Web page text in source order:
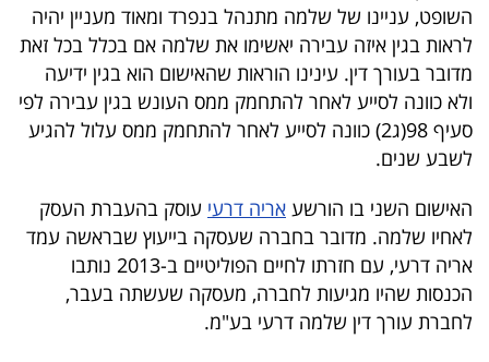
פעולה
דרושים
ניוזלטרים
מייל
אדום
השופט, עניינו של שלמה מתנהל בנפרד ומאוד מעניין יהיה
לראות בגין איזה עבירה יאשימו את שלמה אם בכלל בכל זאת
מדובר בעורך דין. עינינו הוראות שהאישום הוא בגין ידיעה
ולא כוונה לסייע לאחר להתחמק ממס העונש בגין עבירה לפי
סעיף 98(ג2) כוונה לסייע לאחר להתחמק ממס עלול להגיע
לשבע שנים.
האישום השני בו הורשע אריה דרעי עוסק בהעברת העסק
לאחיו שלמה. מדובר בחברה שעסקה בייעוץ שבראשה עמד
אריה דרעי, עם חזרתו לחיים הפוליטיים ב-2013 נותבו
הכנסות שהיו מגיעות לחברה, מעסקה שעשתה בעבר,
לחברת עורך דין שלמה דרעי בע"מ.